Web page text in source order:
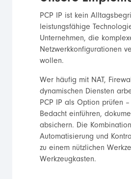
PCP IP ist kein
leistungsfähige
Unternehmen, die
Netzwerkkonfigurationen
wollen.
Wer häufig mit NAT,
dynamischen Diensten
PCP IP als Option prüfen
Bedacht einführen,
absichern. Die
Automatisierung und
zu einem nützlichen
Werkzeugkasten.